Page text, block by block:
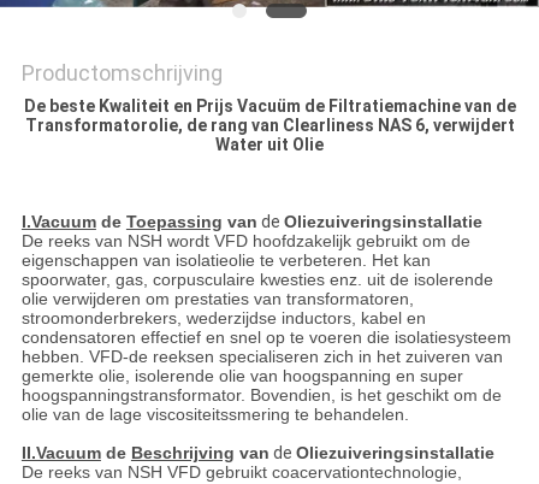
Productomschrijving
De beste Kwaliteit en Prijs Vacuüm de Filtratiemachine van de
Transformatorolie, de rang van Clearliness NAS 6, verwijdert
Water uit Olie
I.Vacuumde Toepassing van de Oliezuiveringsinstallatie
De reeks van NSH wordt VFD hoofdzakelijk gebruikt om de
eigenschappen van isolatieolie te verbeteren. Het kan
spoorwater, gas, corpusculaire kwesties enz. uit de isolerende
olie verwijderen om prestaties van transformatoren,
stroomonderbrekers, wederzijdse inductors, kabel en
condensatoren effectief en snel op te voeren die isolatiesysteem
hebben. VFD-de reeksen specialiseren zich in het zuiveren van
gemerkte olie, isolerende olie van hoogspanning en super
hoogspanningstransformator. Bovendien, is het geschikt om de
olie van de lage viscositeitssmering te behandelen.
II.Vacuumde Beschrijving van de Oliezuiveringsinstallatie
De reeks van NSH VFD gebruikt coacervationtechnologie,